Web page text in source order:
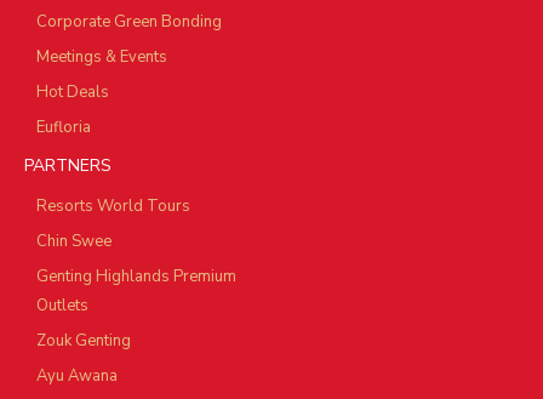
Corporate Green Bonding
Meetings & Events
Hot Deals
Eufloria
PARTNERS
Resorts World Tours
Chin Swee
Genting Highlands Premium
Outlets
Zouk Genting
Ayu Awana